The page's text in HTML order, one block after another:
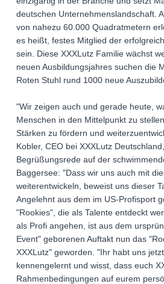
deutschen Unternehmenslandschaft.
von nahezu 60.000 Quadratmetern
es heißt, festes Mitglied der
sein. Diese XXXLutz Familie wächst
neuen Ausbildungsjahres suchen die
Roten Stuhl rund 1000 neue
"Wir zeigen auch und gerade heute,
Menschen in den Mittelpunkt zu
Stärken zu fördern und
Kobler, CEO bei XXXLutz
Begrüßungsrede auf der
Baggersee: "Dass wir uns auch mit
weiterentwickeln, beweist uns dieser
Angelehnt aus dem im US-Profisport
"Rookies", die als Talente entdeckt
als Profi angehen, ist aus dem
Event" geborenen Auftakt nun das
XXXLutz" geworden. "Ihr habt uns
kennengelernt und wisst, dass euch
Rahmenbedingungen auf eurem